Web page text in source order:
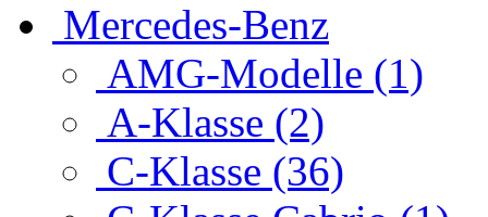
Mercedes-Benz
AMG-Modelle (1)
A-Klasse (2)
C-Klasse (36)